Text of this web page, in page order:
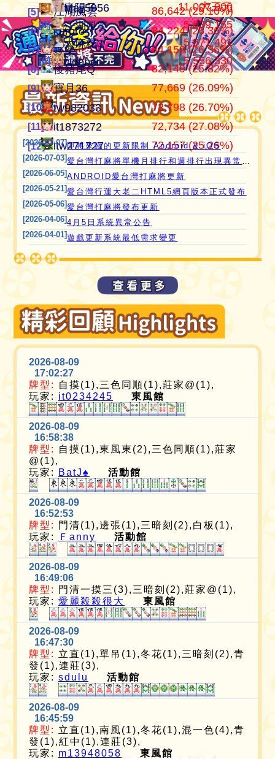
愛台灣打麻將🖥️📱適用於所有市面上大部分
瀏覽器(HTML5 遊戲)，免下載，免安裝，
現在立即點擊馬上玩😊❤️💕😘
[5] Apple0613 21,270,160
[6] it2989674 18,649,605
[7] i918472090 15,739,616
[8] ONTARIO歐巴桑 11,221,251
[9] it2967408 9,803,724
[10] i757724391 9,574,806
[11] 青陽子 9,508,995
[12] i339494808 8,420,547
[5] 江湖風雲 86,642 (29.10%)
[6] keroro 84,224 (26.36%)
[7] 娛樂 84,159 (26.36%)
[8] 儍豬尾Q 82,149 (25.82%)
[9] 寶月36 77,669 (26.09%)
[10] tw982033 72,798 (26.70%)
[11] it1873272 72,734 (27.08%)
[12] itw271727 72,157 (25.26%)
[5] 娛樂 319,255
[6] 儍豬尾Q 318,123
[7] 不能胡我ㄉ 309,529
[8] 江湖風雲 297,690
[9] 寶月36 297,644
[10] itw271727 285,608
[11] Ｆanny 276,637
[12] tw982033 272,659
[3] 青陽子 11,007,000
[4] 江湖風雲 5,839,155
[5] 大麻糬3 5,671,491
[6] clobber 5,556,330
[3] May5956 大三元
[2026-07-07]即將來臨的更新限制 Android & iOS
[2026-07-03]
[2026-06-05]ANDROID愛台灣打麻將更新
[2026-05-21]愛台灣行運大老二HTML5網頁版本正式發布
[2026-05-06]愛台灣打麻將發布更新
[2026-04-06]4月5日系統異常公告
[2026-04-01]遊戲更新系統最低需求變更
2026-08-09
17:02:27
牌型:
自摸(1),三色同順(1),莊家@(1),
玩家: it0234245 東風館
2026-08-09
16:58:38
牌型:
自摸(1),東風東(2),三色同順(1),莊家
@(1),
玩家:
BatJ♠️ 活動館
2026-08-09
16:52:53
牌型:
門清(1),邊張(1),三暗刻(2),白板(1),
玩家:
Ｆanny 活動館
2026-08-09
16:49:06
牌型:
門清一摸三(3),三暗刻(2),莊家@(1),
玩家:愛麗殺殺很大 東風館
2026-08-09
16:47:30
牌型: 立直(1),單吊(1),冬花(1),三暗刻(2),青
發(1),連莊(3),
玩家:sdulu 活動館
2026-08-09
16:45:59
牌型: 立直(1),南風(1),冬花(1),混一色(4),青
發(1),紅中(1),連莊(3),
玩家: m13948058 東風館